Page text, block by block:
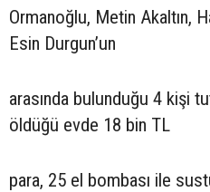
Ormanoğlu, Metin Akaltın,
Esin Durgun’un
arasında bulunduğu 4 kişi
öldüğü evde 18 bin TL
para, 25 el bombası ile